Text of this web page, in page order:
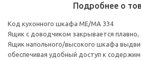
Подробнее о
Код кухонного шкафа ME/MA 334
Ящик с доводчиком закрывается плавно,
Ящик напольного/высокого шкафа
обеспечивая удобный доступ к